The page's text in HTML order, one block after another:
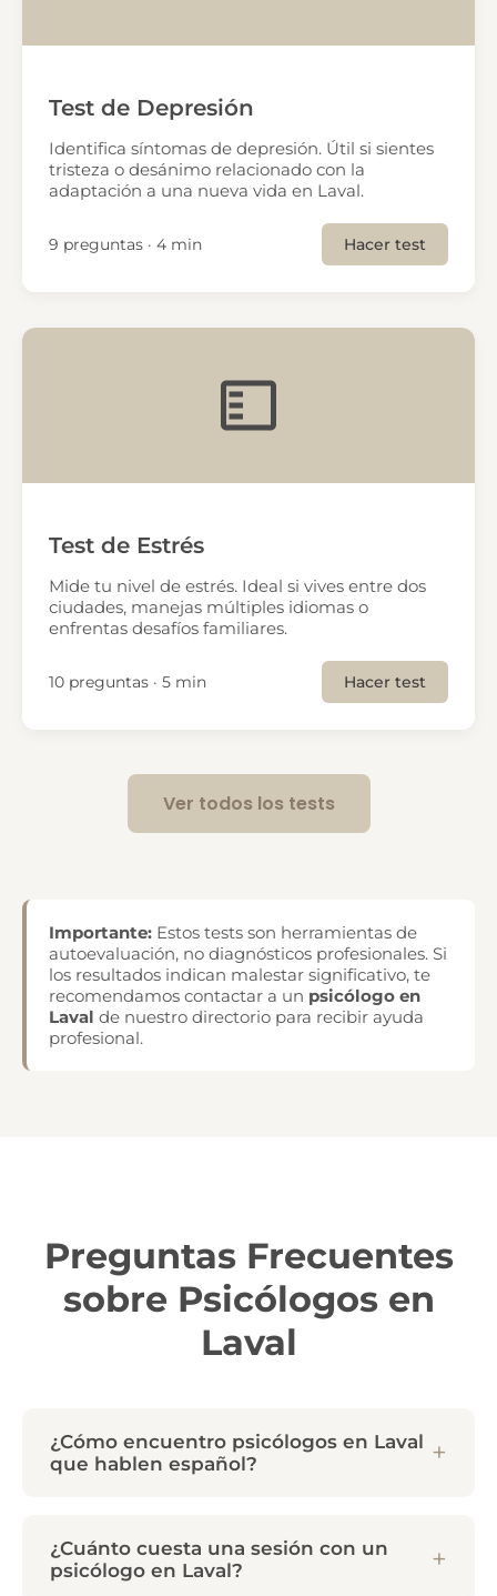
Test de Depresión
Identifica síntomas de depresión. Útil si sientes
tristeza o desánimo relacionado con la
adaptación a una nueva vida en Laval.
9 preguntas · 4 min Hacer test
Test de Estrés
Mide tu nivel de estrés. Ideal si vives entre dos
ciudades, manejas múltiples idiomas o
enfrentas desafíos familiares.
10 preguntas · 5 min Hacer test
Ver todos los tests
Importante: Estos tests son herramientas de
autoevaluación, no diagnósticos profesionales. Si
los resultados indican malestar significativo, te
recomendamos contactar a un psicólogo en
Laval de nuestro directorio para recibir ayuda
profesional.
Preguntas Frecuentes
sobre Psicólogos en
Laval
¿Cómo encuentro psicólogos en Laval
que hablen español?
¿Cuánto cuesta una sesión con un
psicólogo en Laval?